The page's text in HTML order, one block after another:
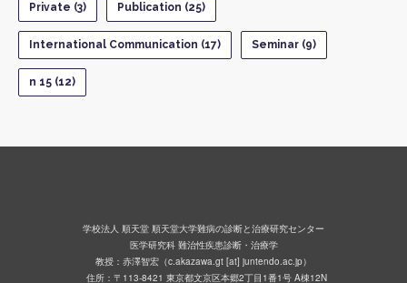
Private (3) Publication (25)
International Communication (17) Seminar (9)
n 15 (12)
学校法人 順天堂 順天堂大学難病の診断と治療研究センター
医学研究科 難治性疾患診断・治療学
教授：赤澤智宏（c.akazawa.gt [at] juntendo.ac.jp）
住所：〒113-8421 東京都文京区本郷2丁目1番1号 A棟12N